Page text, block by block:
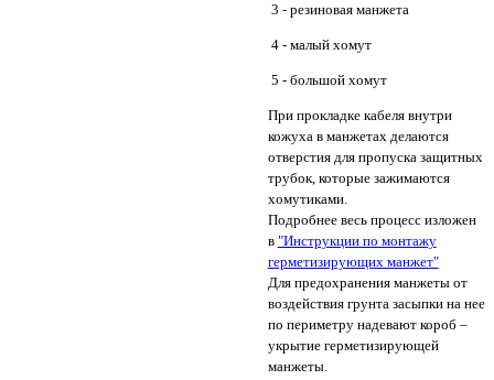
3 - резиновая манжета
4 - малый хомут
5 - большой хомут
При прокладке кабеля внутри
кожуха в манжетах делаются
отверстия для пропуска защитных
трубок, которые зажимаются
хомутиками.
Подробнее весь процесс изложен
в "Инструкции по монтажу
герметизирующих манжет"
Для предохранения манжеты от
воздействия грунта засыпки на нее
по периметру надевают короб –
укрытие герметизирующей
манжеты.